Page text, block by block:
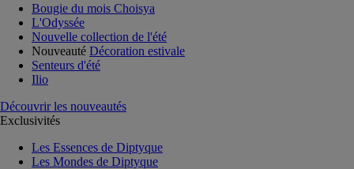
Bougie du mois Choisya
L'Odyssée
Nouvelle collection de l'été
Nouveauté Décoration estivale
Senteurs d'été
Ilio
Découvrir les nouveautés
Exclusivités
Les Essences de Diptyque
Les Mondes de Diptyque